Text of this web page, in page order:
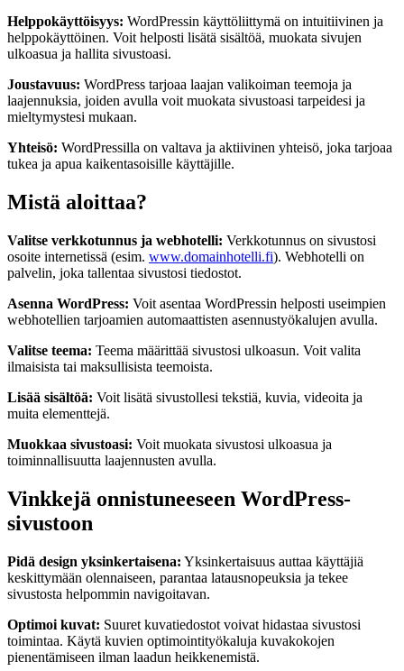
Helppokäyttöisyys: WordPressin käyttöliittymä on intuitiivinen ja
helppokäyttöinen. Voit helposti lisätä sisältöä, muokata sivujen
ulkoasua ja hallita sivustoasi.
Joustavuus: WordPress tarjoaa laajan valikoiman teemoja ja
laajennuksia, joiden avulla voit muokata sivustoasi tarpeidesi ja
mieltymystesi mukaan.
Yhteisö: WordPressilla on valtava ja aktiivinen yhteisö, joka tarjoaa
tukea ja apua kaikentasoisille käyttäjille.
Mistä aloittaa?
Valitse verkkotunnus ja webhotelli: Verkkotunnus on sivustosi
osoite internetissä (esim. www.domainhotelli.fi). Webhotelli on
palvelin, joka tallentaa sivustosi tiedostot.
Asenna WordPress: Voit asentaa WordPressin helposti useimpien
webhotellien tarjoamien automaattisten asennustyökalujen avulla.
Valitse teema: Teema määrittää sivustosi ulkoasun. Voit valita
ilmaisista tai maksullisista teemoista.
Lisää sisältöä: Voit lisätä sivustollesi tekstiä, kuvia, videoita ja
muita elementtejä.
Muokkaa sivustoasi: Voit muokata sivustosi ulkoasua ja
toiminnallisuutta laajennusten avulla.
Vinkkejä onnistuneeseen WordPress-
sivustoon
Pidä design yksinkertaisena: Yksinkertaisuus auttaa käyttäjiä
keskittymään olennaiseen, parantaa latausnopeuksia ja tekee
sivustosta helpommin navigoitavan.
Optimoi kuvat: Suuret kuvatiedostot voivat hidastaa sivustosi
toimintaa. Käytä kuvien optimointityökaluja kuvakokojen
pienentämiseen ilman laadun heikkenemistä.